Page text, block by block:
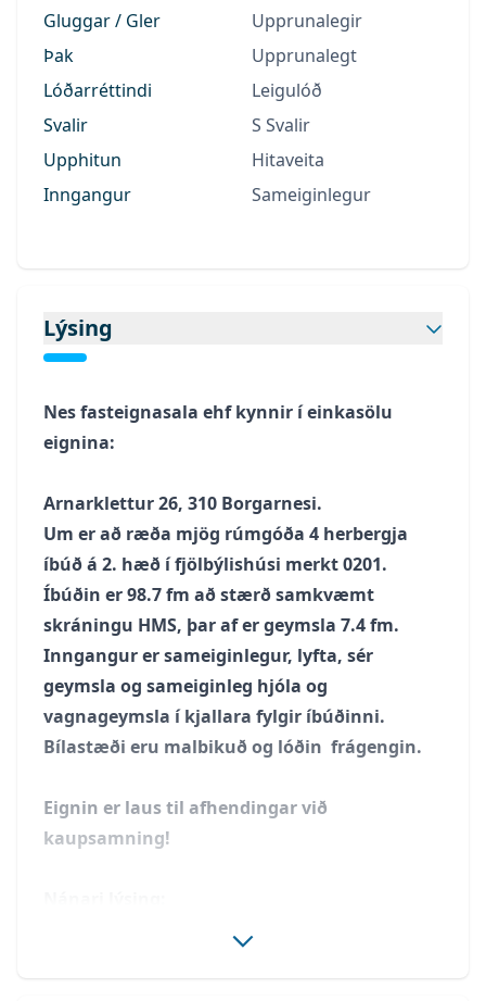
Gluggar / Gler
Upprunalegir
Þak
Upprunalegt
Lóðarréttindi
Leigulóð
Svalir
S Svalir
Upphitun
Hitaveita
Inngangur
Sameiginlegur
Lýsing
Nes fasteignasala ehf kynnir í einkasölu
eignina:
Arnarklettur 26, 310 Borgarnesi.
Um er að ræða mjög rúmgóða 4 herbergja
íbúð á 2. hæð í fjölbýlishúsi merkt 0201.
Íbúðin er 98.7 fm að stærð samkvæmt
skráningu HMS, þar af er geymsla 7.4 fm.
Inngangur er sameiginlegur, lyfta, sér
geymsla og sameiginleg hjóla og
vagnageymsla í kjallara fylgir íbúðinni.
Bílastæði eru malbikuð og lóðin frágengin.
Eignin er laus til afhendingar við
kaupsamning!